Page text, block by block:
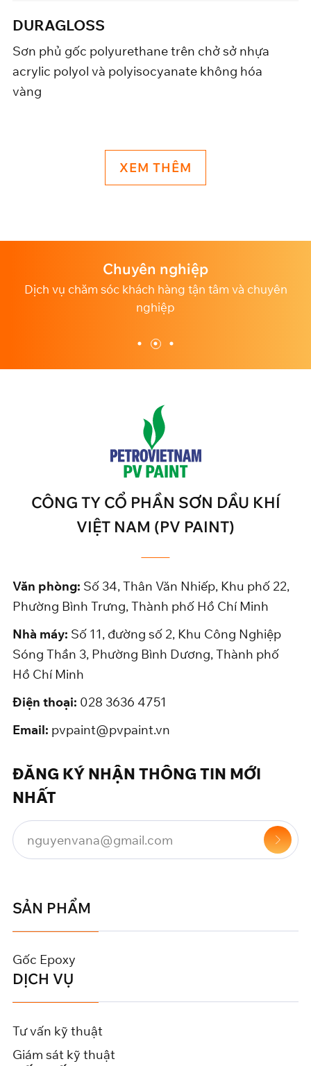
DURAGLOSS
Sơn phủ gốc polyurethane trên chở sở nhựa
acrylic polyol và polyisocyanate không hóa
vàng
XEM THÊM
Chuyên nghiệp
Dịch vụ chăm sóc khách hàng tận tâm và chuyên
nghiệp
CÔNG TY CỔ PHẦN SƠN DẦU KHÍ
VIỆT NAM (PV PAINT)
Văn phòng: Số 34, Thân Văn Nhiếp, Khu phố 22,
Phường Bình Trưng, Thành phố Hồ Chí Minh
Nhà máy: Số 11, đường số 2, Khu Công Nghiệp
Sóng Thần 3, Phường Bình Dương, Thành phố
Hồ Chí Minh
Điện thoại: 028 3636 4751
Email: pvpaint@pvpaint.vn
ĐĂNG KÝ NHẬN THÔNG TIN MỚI
NHẤT
SẢN PHẨM
Gốc Epoxy
DỊCH VỤ
Tư vấn kỹ thuật
Giám sát kỹ thuật